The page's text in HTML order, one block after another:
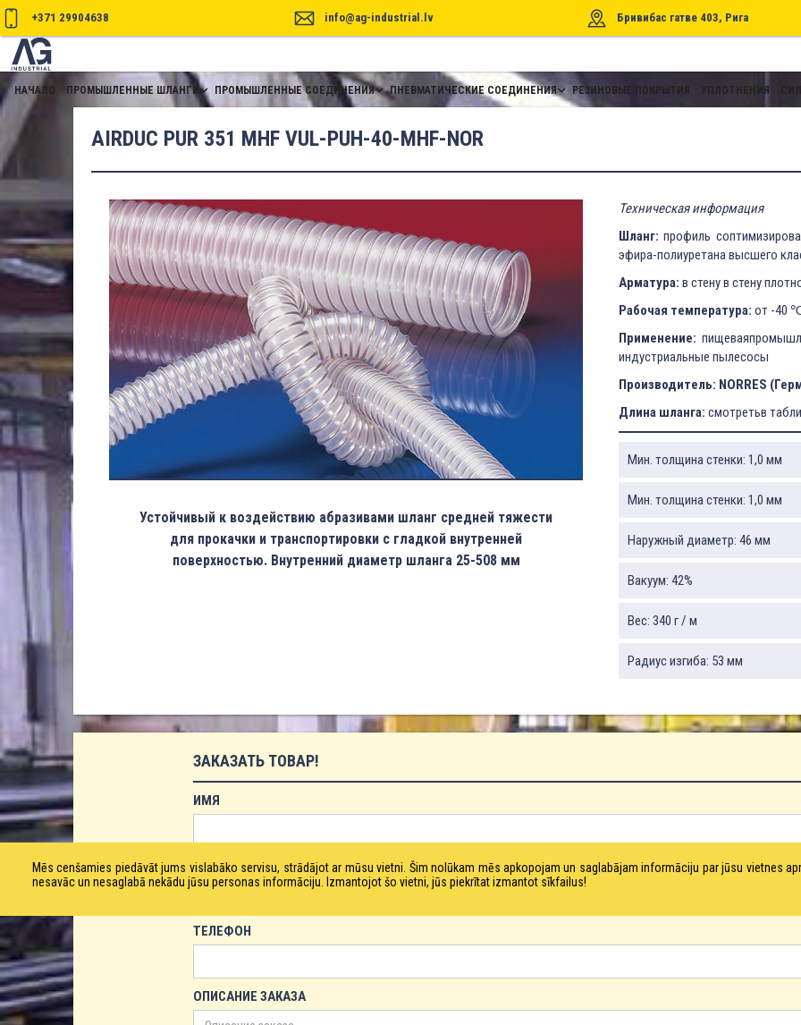
+371 29904638 info@ag-industrial.lv Бривибас гатве 403, Рига
НАЧАЛО ПРОМЫШЛЕННЫЕ ШЛАНГИ ПРОМЫШЛЕННЫЕ СОЕДИНЕНИЯ ПНЕВМАТИЧЕСКИЕ СОЕДИНЕНИЯ РЕЗИНОВЫЕ ПОКРЫТИЯ УПЛОТНЕНИЯ
AIRDUC PUR 351 MHF VUL-PUH-40-MHF-NOR
Устойчивый к воздействию абразивами шланг средней тяжести
для прокачки и транспортировки с гладкой внутренней
поверхностью. Внутренний диаметр шланга 25-508 мм
Техническая информация
Шланг: профиль
эфира-полиуретана высшего
Арматура: в стену в стену
Рабочая температура: от -40
Применение:
индустриальные пылесосы
Производитель: NORRES
Длина шланга: смотретьв
Мин. толщина стенки: 1,0 мм
Мин. толщина стенки: 1,0 мм
Наружный диаметр: 46 мм
Вакуум: 42%
Вес: 340 г / м
Радиус изгиба: 53 мм
ЗАКАЗАТЬ ТОВАР!
ИМЯ
ЕМАЙЛ
ТЕЛЕФОН
ОПИСАНИЕ ЗАКАЗА
Mēs cenšamies piedāvāt jums vislabāko servisu, strādājot ar mūsu vietni. Šim nolūkam mēs apkopojam un saglabājam informāciju par jūsu vietnes
nesavāc un nesaglabā nekādu jūsu personas informāciju. Izmantojot šo vietni, jūs piekrītat izmantot sīkfailus!